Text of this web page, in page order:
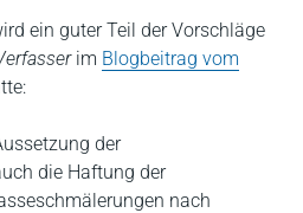
ein guter Teil der Vorschläge
im Blogbeitrag vom
der
die Haftung der
nach